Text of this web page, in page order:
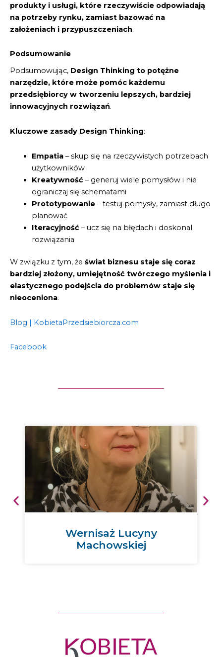
produkty i usługi, które rzeczywiście odpowiadają
na potrzeby rynku, zamiast bazować na
założeniach i przypuszczeniach.
Podsumowanie
Podsumowując, Design Thinking to potężne
narzędzie, które może pomóc każdemu
przedsiębiorcy w tworzeniu lepszych, bardziej
innowacyjnych rozwiązań.
Kluczowe zasady Design Thinking:
Empatia– skup się na rzeczywistych potrzebach
użytkowników
Kreatywność– generuj wiele pomysłów i nie
ograniczaj się schematami
Prototypowanie– testuj pomysły, zamiast długo
planować
Iteracyjność– ucz się na błędach i doskonal
rozwiązania
W związku z tym, że świat biznesu staje się coraz
bardziej złożony, umiejętność twórczego myślenia i
elastycznego podejścia do problemów staje się
nieoceniona.
Blog | KobietaPrzedsiebiorcza.com
Facebook
Wernisaż Lucyny
Machowskiej